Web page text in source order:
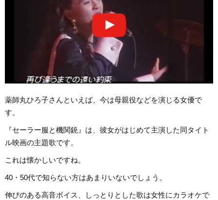
薬師丸ひろ子さんといえば、今は母親役などを演じる女優で
す。
『セーラー服と機関銃』は、彼女がはじめて主演した同タイト
ル映画の主題歌です。
これは懐かしいですね。
40・50代で知らない方はあまりいないでしょう。
伸びのある高音ボイス、しっとりとした歌は女性にカラオケで